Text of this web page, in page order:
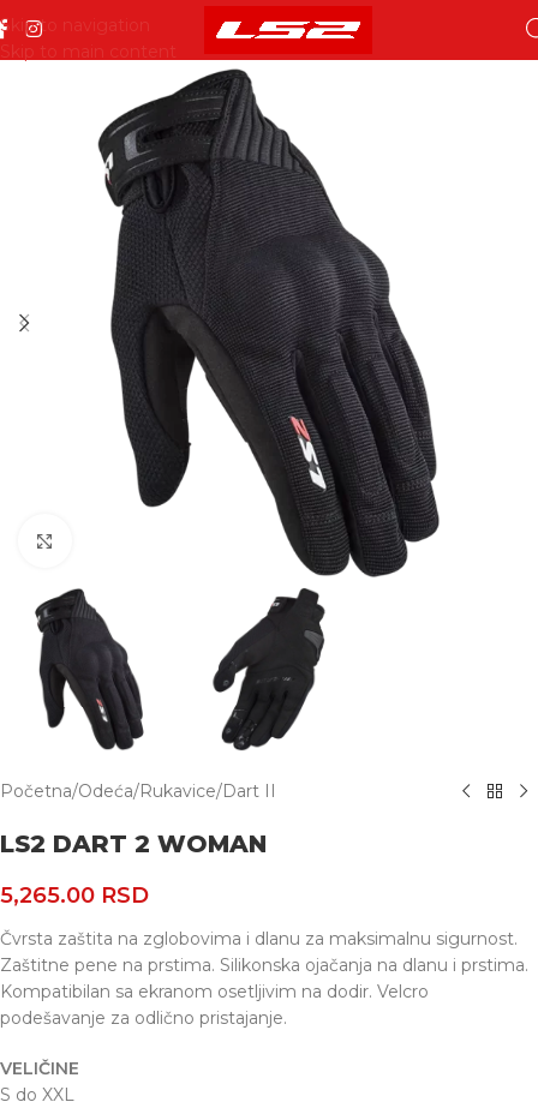
Skip to navigation
Skip to main content
Početna/Odeća/Rukavice/Dart II
LS2 DART 2 WOMAN
5,265.00 RSD
Čvrsta zaštita na zglobovima i dlanu za maksimalnu sigurnost.
Zaštitne pene na prstima. Silikonska ojačanja na dlanu i prstima.
Kompatibilan sa ekranom osetljivim na dodir. Velcro
podešavanje za odlično pristajanje.
VELIČINE
S do XXL